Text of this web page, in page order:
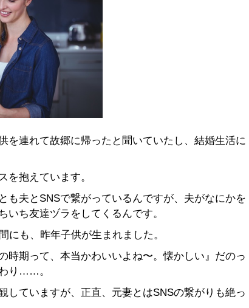
を連れて故郷に帰ったと聞いていたし、結婚生活に
を抱えています。
も夫とSNSで繋がっているんですが、夫がなにかを
ち友達ヅラをしてくるんです。
にも、昨年子供が生まれました。
時期って、本当かわいいよね〜。懐かしい』だのっ
り……。
していますが、正直、元妻とはSNSの繋がりも絶っ